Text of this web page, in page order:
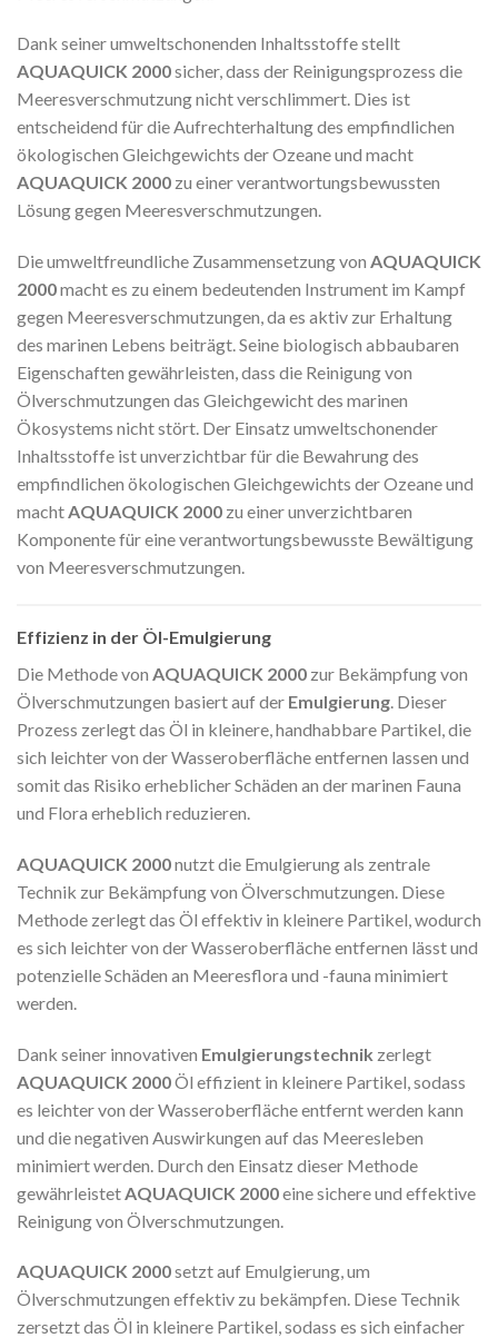
Dank seiner umweltschonenden Inhaltsstoffe stellt
AQUAQUICK 2000sicher, dass der Reinigungsprozess die
Meeresverschmutzung nicht verschlimmert. Dies ist
entscheidend für die Aufrechterhaltung des empfindlichen
ökologischen Gleichgewichts der Ozeane und macht
AQUAQUICK 2000 zu einer verantwortungsbewussten
Lösung gegen Meeresverschmutzungen.
Die umweltfreundliche Zusammensetzung von AQUAQUICK
2000macht es zu einem bedeutenden Instrument im Kampf
gegen Meeresverschmutzungen, da es aktiv zur Erhaltung
des marinen Lebens beiträgt. Seine biologisch abbaubaren
Eigenschaften gewährleisten, dass die Reinigung von
Ölverschmutzungen das Gleichgewicht des marinen
Ökosystems nicht stört. Der Einsatz umweltschonender
Inhaltsstoffe ist unverzichtbar für die Bewahrung des
empfindlichen ökologischen Gleichgewichts der Ozeane und
machtAQUAQUICK 2000 zu einer unverzichtbaren
Komponente für eine verantwortungsbewusste Bewältigung
von Meeresverschmutzungen.
Effizienz in der Öl-Emulgierung
Die Methode von AQUAQUICK 2000 zur Bekämpfung von
Ölverschmutzungen basiert auf der Emulgierung. Dieser
Prozess zerlegt das Öl in kleinere, handhabbare Partikel, die
sich leichter von der Wasseroberfläche entfernen lassen und
somit das Risiko erheblicher Schäden an der marinen Fauna
und Flora erheblich reduzieren.
AQUAQUICK 2000nutzt die Emulgierung als zentrale
Technik zur Bekämpfung von Ölverschmutzungen. Diese
Methode zerlegt das Öl effektiv in kleinere Partikel, wodurch
es sich leichter von der Wasseroberfläche entfernen lässt und
potenzielle Schäden an Meeresflora und -fauna minimiert
werden.
Dank seiner innovativen Emulgierungstechnik zerlegt
AQUAQUICK 2000Öl effizient in kleinere Partikel, sodass
es leichter von der Wasseroberfläche entfernt werden kann
und die negativen Auswirkungen auf das Meeresleben
minimiert werden. Durch den Einsatz dieser Methode
gewährleistet AQUAQUICK 2000eine sichere und effektive
Reinigung von Ölverschmutzungen.
AQUAQUICK 2000setzt auf Emulgierung, um
Ölverschmutzungen effektiv zu bekämpfen. Diese Technik
zersetzt das Öl in kleinere Partikel, sodass es sich einfacher